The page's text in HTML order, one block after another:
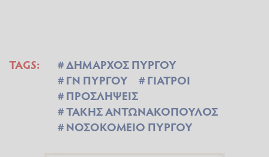
TAGS:
ΔΗΜΑΡΧΟΣ ΠΥΡΓΟΥ
ΓΝ ΠΥΡΓΟΥ
ΓΙΑΤΡΟΙ
ΠΡΟΣΛΗΨΕΙΣ
ΤΑΚΗΣ ΑΝΤΩΝΑΚΟΠΟΥΛΟΣ
ΝΟΣΟΚΟΜΕΙΟ ΠΥΡΓΟΥ